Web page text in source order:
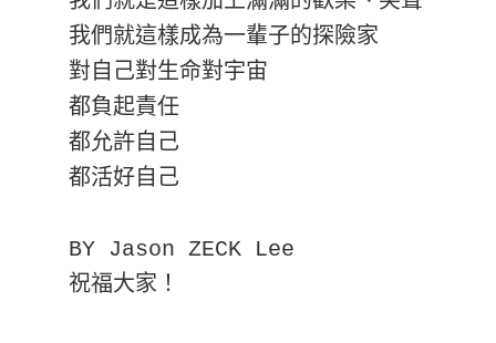
我們就這樣成為一輩子的探險家
對自己對生命對宇宙
都負起責任
都允許自己
都活好自己
BY Jason ZECK Lee
祝福大家！